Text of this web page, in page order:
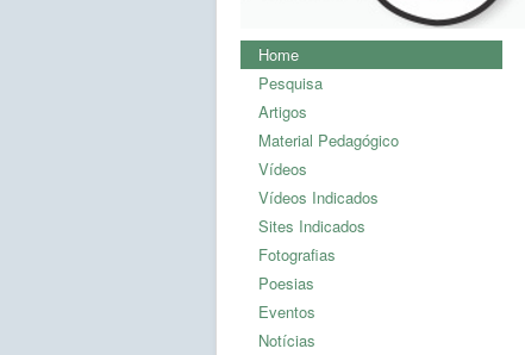
Home
Pesquisa
Artigos
Material Pedagógico
Vídeos
Vídeos Indicados
Sites Indicados
Fotografias
Poesias
Eventos
Notícias